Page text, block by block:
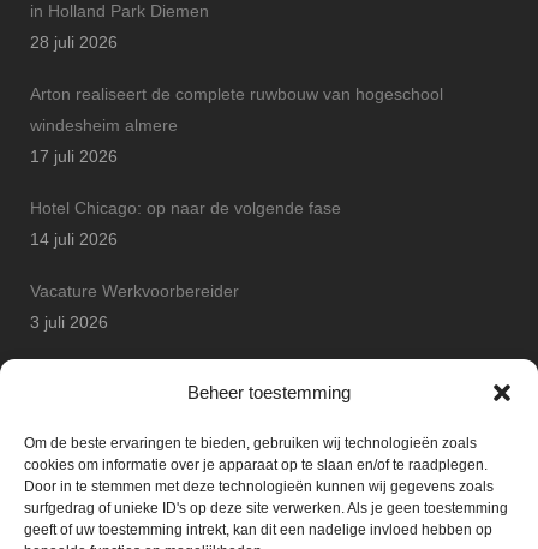
Beheer toestemming
Om de beste ervaringen te bieden, gebruiken wij technologieën zoals
cookies om informatie over je apparaat op te slaan en/of te raadplegen.
Door in te stemmen met deze technologieën kunnen wij gegevens zoals
surfgedrag of unieke ID's op deze site verwerken. Als je geen toestemming
geeft of uw toestemming intrekt, kan dit een nadelige invloed hebben op
in Holland Park Diemen
28 juli 2026
Arton realiseert de complete ruwbouw van hogeschool
windesheim almere
17 juli 2026
Hotel Chicago: op naar de volgende fase
14 juli 2026
Vacature Werkvoorbereider
3 juli 2026